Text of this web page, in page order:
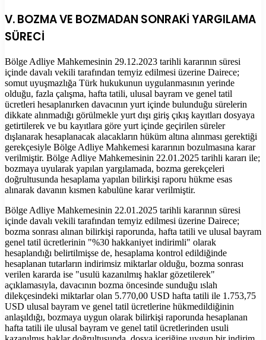
V. BOZMA VE BOZMADAN SONRAKİ YARGILAMA
SÜRECİ
Bölge Adliye Mahkemesinin 29.12.2023 tarihli kararının süresi
içinde davalı vekili tarafından temyiz edilmesi üzerine Dairece;
somut uyuşmazlığa Türk hukukunun uygulanmasının yerinde
olduğu, fazla çalışma, hafta tatili, ulusal bayram ve genel tatil
ücretleri hesaplanırken davacının yurt içinde bulunduğu sürelerin
dikkate alınmadığı görülmekle yurt dışı giriş çıkış kayıtları dosyaya
getirtilerek ve bu kayıtlara göre yurt içinde geçirilen süreler
dışlanarak hesaplanacak alacakların hüküm altına alınması gerektiği
gerekçesiyle Bölge Adliye Mahkemesi kararının bozulmasına karar
verilmiştir. Bölge Adliye Mahkemesinin 22.01.2025 tarihli kararı ile;
bozmaya uyularak yapılan yargılamada, bozma gerekçeleri
doğrultusunda hesaplama yapılan bilirkişi raporu hükme esas
alınarak davanın kısmen kabulüne karar verilmiştir.
Bölge Adliye Mahkemesinin 22.01.2025 tarihli kararının süresi
içinde davalı vekili tarafından temyiz edilmesi üzerine Dairece;
bozma sonrası alınan bilirkişi raporunda, hafta tatili ve ulusal bayram
genel tatil ücretlerinin "%30 hakkaniyet indirimli" olarak
hesaplandığı belirtilmişse de, hesaplama kontrol edildiğinde
hesaplanan tutarların indirimsiz miktarlar olduğu, bozma sonrası
verilen kararda ise "usulü kazanılmış haklar gözetilerek"
açıklamasıyla, davacının bozma öncesinde sunduğu ıslah
dilekçesindeki miktarlar olan 5.770,00 USD hafta tatili ile 1.753,75
USD ulusal bayram ve genel tatil ücretlerine hükmedildiğinin
anlaşıldığı, bozmaya uygun olarak bilirkişi raporunda hesaplanan
hafta tatili ile ulusal bayram ve genel tatil ücretlerinden usuli